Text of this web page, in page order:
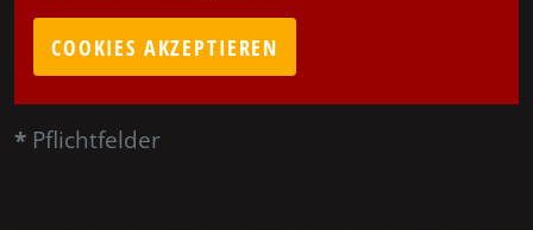
COOKIES AKZEPTIEREN
* Pflichtfelder